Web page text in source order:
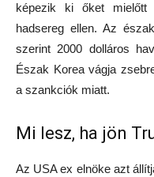
képezik ki őket mielőtt
hadsereg ellen. Az
szerint 2000 dolláros
Észak Korea vágja
a szankciók miatt.
Mi lesz, ha jön
Az USA ex elnöke azt